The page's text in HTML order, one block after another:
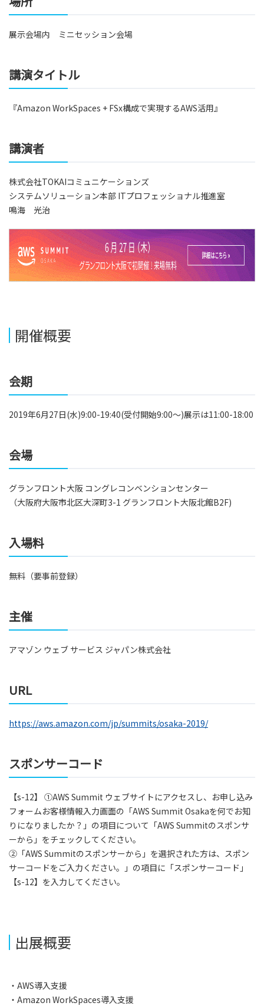
展示会場内 ミニセッション会場
講演タイトル
『Amazon WorkSpaces + FSx構成で実現するAWS活用』
講演者
株式会社TOKAIコミュニケーションズ
システムソリューション本部 ITプロフェッショナル推進室
鳴海 光治
開催概要
会期
2019年6月27日(水)9:00-19:40(受付開始9:00～)展示は11:00-18:00
会場
グランフロント大阪 コングレコンベンションセンター
（大阪府大阪市北区大深町3-1 グランフロント大阪北館B2F)
入場料
無料（要事前登録）
主催
アマゾン ウェブ サービス ジャパン株式会社
URL
https://aws.amazon.com/jp/summits/osaka-2019/
スポンサーコード
【s-12】 ①AWS Summit ウェブサイトにアクセスし、お申し込み
フォームお客様情報入力画面の「AWS Summit Osakaを何でお知
りになりましたか？」の項目について「AWS Summitのスポンサ
ーから」をチェックしてください。
②「AWS Summitのスポンサーから」を選択された方は、スポン
サーコードをご入力ください。」の項目に「スポンサーコード」
【s-12】を入力してください。
出展概要
・AWS導入支援
・Amazon WorkSpaces導入支援